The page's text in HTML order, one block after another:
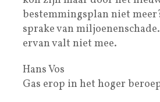
bestemmingsplan niet
sprake van
ervan valt niet mee.
Hans Vos
Gas erop in het hoger